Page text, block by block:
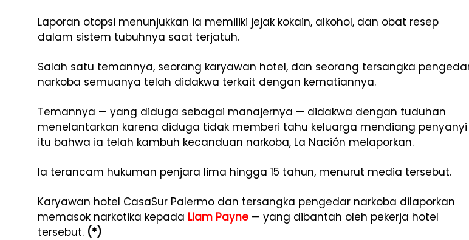
Laporan otopsi menunjukkan ia memiliki jejak kokain, alkohol, dan obat resep
dalam sistem tubuhnya saat terjatuh.
Salah satu temannya, seorang karyawan hotel, dan seorang tersangka
narkoba semuanya telah didakwa terkait dengan kematiannya.
Temannya — yang diduga sebagai manajernya — didakwa dengan tuduhan
menelantarkan karena diduga tidak memberi tahu keluarga mendiang penyanyi
itu bahwa ia telah kambuh kecanduan narkoba, La Nación melaporkan.
Ia terancam hukuman penjara lima hingga 15 tahun, menurut media tersebut.
Karyawan hotel CasaSur Palermo dan tersangka pengedar narkoba dilaporkan
memasok narkotika kepada Liam Payne — yang dibantah oleh pekerja hotel
tersebut. (*)